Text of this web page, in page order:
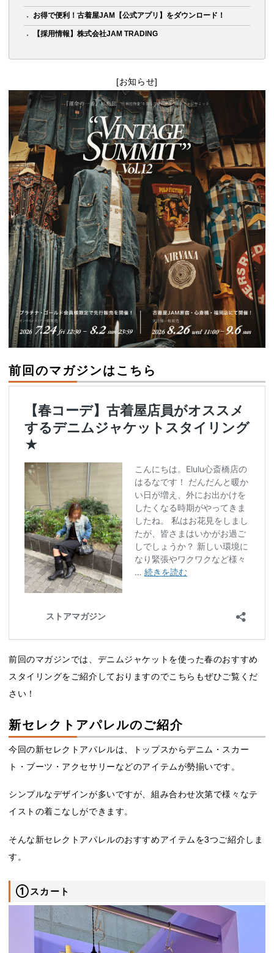
お得で便利！古着屋JAM【公式アプリ】をダウンロード！
【採用情報】株式会社JAM TRADING
[お知らせ]
前回のマガジンはこちら
前回のマガジンでは、デニムジャケットを使った春のおすすめ
スタイリングをご紹介しておりますのでこちらもぜひご覧くだ
さい！
新セレクトアパレルのご紹介
今回の新セレクトアパレルは、トップスからデニム・スカー
ト・ブーツ・アクセサリーなどのアイテムが勢揃いです。
シンプルなデザインが多いですが、組み合わせ次第で様々なテ
イストの着こなしができます。
そんな新セレクトアパレルのおすすめアイテムを3つご紹介しま
す。
①スカート